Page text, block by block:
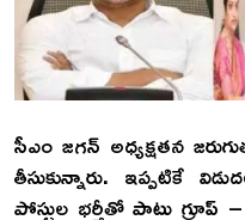
సీఎం జగన్‌ అధ్యక్షతన
తీసుకున్నారు. ఇప్పటికే
పోస్టుల భ‌ర్తీతో పాటు